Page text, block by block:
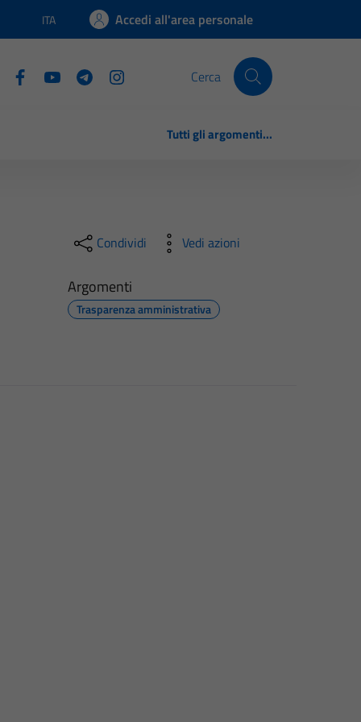
Lingua attiva:
ITA Accedi all'area personale
Cerca
Tutti gli argomenti...
Condividi Vedi azioni
Argomenti
Trasparenza amministrativa